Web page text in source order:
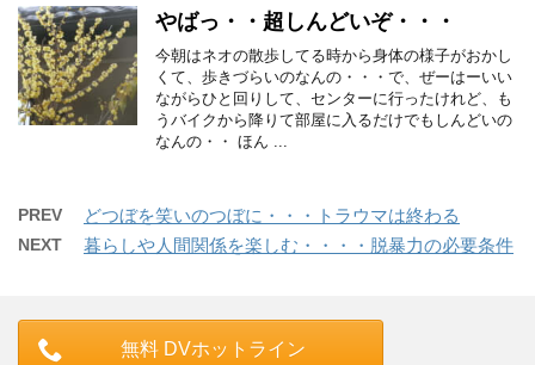
やばっ・・超しんどいぞ・・・
今朝はネオの散歩してる時から身体の様子がおかし
くて、歩きづらいのなんの・・・で、ぜーはーいい
ながらひと回りして、センターに行ったけれど、も
うバイクから降りて部屋に入るだけでもしんどいの
なんの・・ ほん ...
PREV どつぼを笑いのつぼに・・・トラウマは終わる
NEXT 暮らしや人間関係を楽しむ・・・・脱暴力の必要条件
無料 DVホットライン